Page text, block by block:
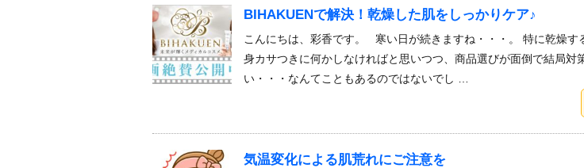
BIHAKUENで解決！乾燥した肌をしっかりケア♪
こんにちは、彩香です。 寒い日が続きますね・・・。 特に乾燥す
身カサつきに何かしなければと思いつつ、商品選びが面倒で結局対
い・・・なんてこともあるのではないでし …
気温変化による肌荒れにご注意を